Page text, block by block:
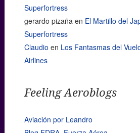
Superfortress
gerardo pizaña en El Martillo del
Superfortress
Claudio en Los Fantasmas del
Airlines
Feeling Aeroblogs
Aviación por Leandro